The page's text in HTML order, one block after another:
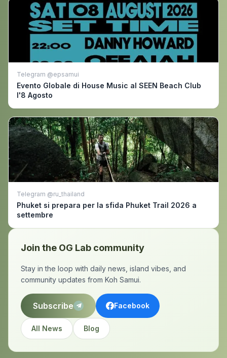
Telegram @epsamui
Evento Globale di House Music al SEEN Beach Club
l'8 Agosto
Telegram @ru_thailand
Phuket si prepara per la sfida Phuket Trail 2026 a
settembre
Join the OG Lab community
Stay in the loop with daily news, island vibes, and
community updates from Koh Samui.
Subscribe Facebook
All News Blog